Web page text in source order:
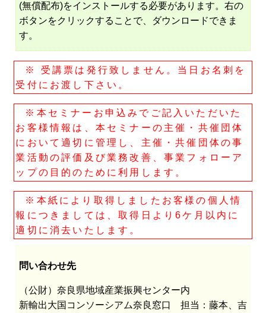
(無償配布)をインストールする必要があります。右の
ボタンをクリックすることで、ダウンロードできま
す。
※ 受講票は発行致しません。当日お名刺を
受付にお渡し下さい。
※本セミナーお申込みでご記入いただいた
お客様情報は、本セミナーの主催・共催団体
において適切に管理し、主催・共催団体の事
業活動の評価及び業務改善、事業フォローア
ップの目的のために利用します。
※本紙により取得しましたお客様の個人情
報につきましては、取得日より6ケ月以内に
適切に消去いたします。
問い合わせ先
（公財）奈良県地域産業振興センター内
新輸出大国コンソーシアム奈良窓口 担当：藤本、吉